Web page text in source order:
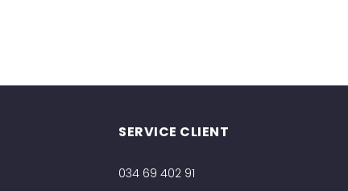
SERVICE CLIENT
034 69 402 91